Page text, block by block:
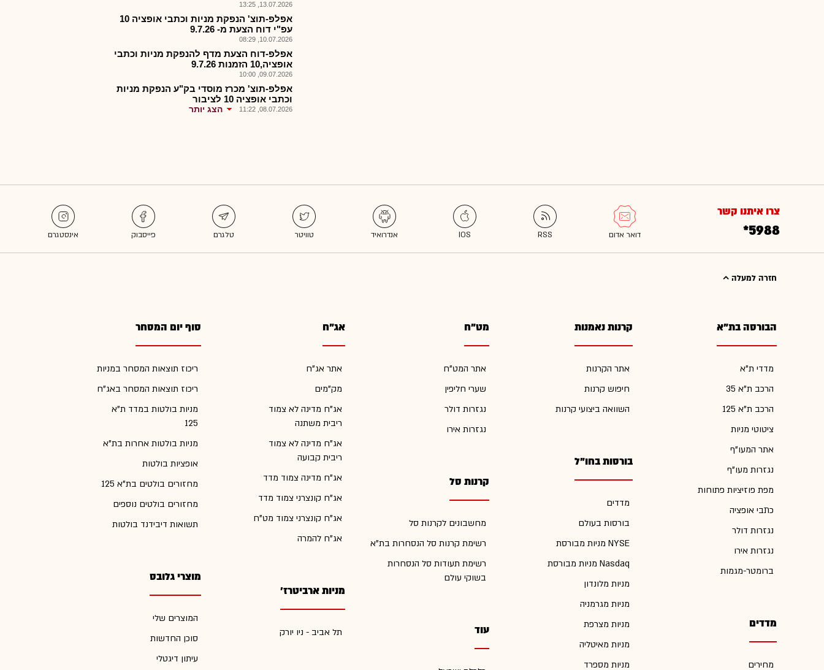
13.07.2026, 13:25
אפלפ-תוצ' הנפקת מניות וכתבי אופציה 10
עפ"י דוח הצעת מ- 9.7.26
10.07.2026, 08:29
אפלפ-דוח הצעת מדף להנפקת מניות וכתבי
אופציה,10 הזמנות 9.7.26
09.07.2026, 10:00
אפלפ-תוצ' מכרז מוסדי בק"ע הנפקת מניות
וכתבי אופציה 10 לציבור
08.07.2026, 11:22 הצג יותר
צרו איתנו קשר
*5988
חזרה למעלה
הבורסה בת"א
מדדי ת"א
הרכב ת"א 35
הרכב ת"א 125
ציטוטי מניות
אתר המעו"ף
נגזרות מעו"ף
מפת פוזיציות פתוחות
כתבי אופציה
נגזרות דולר
נגזרות אירו
ברומטר-מגמות
מדדים
מחירים
קרנות נאמנות
אתר הקרנות
חיפוש קרנות
השוואה ביצועי קרנות
בורסות בחו"ל
מדדים
בורסות בעולם
מניות מבורסת NYSE
מניות מבורסת Nasdaq
מניות מלונדון
מניות מגרמניה
מניות מצרפת
מניות מאיטליה
מניות מספרד
מט"ח
אתר המט"ח
שערי חליפין
נגזרות דולר
נגזרות אירו
קרנות סל
מחשבונים לקרנות סל
רשימת קרנות סל הנסחרות בת"א
רשימת תעודות סל הנסחרות
בשוקי עולם
עוד
אג"ח
אתר אג"ח
מק"מים
אג"ח מדינה לא צמוד
ריבית משתנה
אג"ח מדינה לא צמוד
ריבית קבועה
אג"ח מדינה צמוד מדד
אג"ח קונצרני צמוד מדד
אג"ח קונצרני צמוד מט"ח
אג"ח להמרה
מניות ארביטרז'
תל אביב - ניו יורק
סוף יום המסחר
ריכוז תוצאות המסחר במניות
ריכוז תוצאות המסחר באג"ח
מניות בולטות במדד ת"א
125
מניות בולטות אחרות בת"א
אופציות בולטות
מחזורים בולטים בת"א 125
מחזורים בולטים נוספים
תשואות דיבידנד בולטות
מוצרי גלובס
המוצרים שלי
סוכן החדשות
עיתון דיגטלי